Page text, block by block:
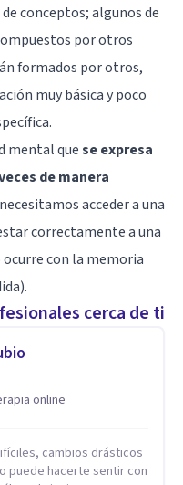
conceptos; algunos de
por otros
formados por otros,
muy básica y poco
mental quese expresa
de manera
acceder a una
correctamente a una
con la memoria
cerca de ti
online
cambios drásticos
puede hacerte sentir con